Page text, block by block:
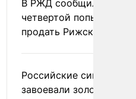
В РЖД сообщили о
четвертой попытке
продать Рижский
Российские
завоевали золото на